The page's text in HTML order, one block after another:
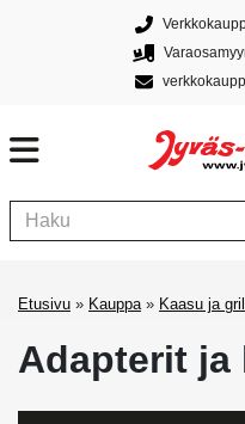
Etusivu » Kauppa» Kaasu ja
Adapterit